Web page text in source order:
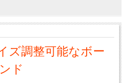
ズ調整可能なボー
ド